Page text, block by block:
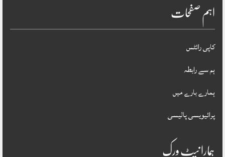
اہم صفحات
کاپی رائٹس
ہم سے رابطہ
ہمارے بارے میں
پرائیویسی پالیسی
ہمارا نیٹ ورک